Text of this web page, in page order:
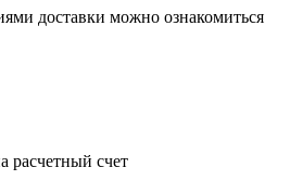
доставки можно ознакомиться
расчетный счет